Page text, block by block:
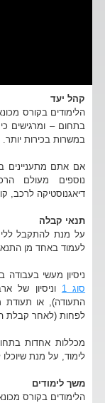
קהל יעד
בתחום – ומרגישים
במשרות בכירות יותר.
אם אתם מתעניינים
נוספים מעולם
דיאגנוסטיקה לרכב,
תנאי קבלה
לעמוד באחד מן
ניסיון מעשי
סוג 1
וניסיון של
לפחות (לאחר קבלת
לימוד, על מנת
משך לימודים